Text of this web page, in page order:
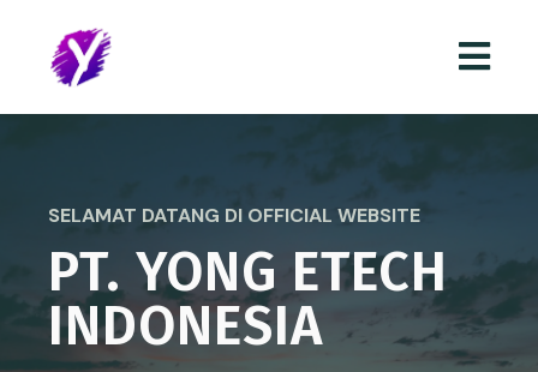
SELAMAT DATANG DI OFFICIAL WEBSITE
PT. YONG ETECH
INDONESIA